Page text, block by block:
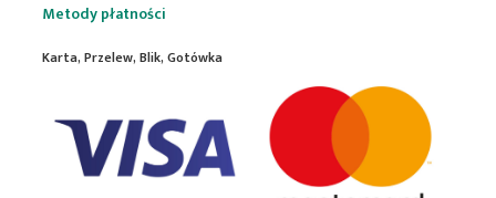
Metody płatności
Karta, Przelew, Blik, Gotówka